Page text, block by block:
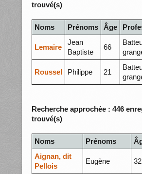
trouvé(s)
Noms Prénoms Âge
Lemaire
Jean
Baptiste
66
Roussel Philippe 21
Recherche approchée : 446
trouvé(s)
Noms Prénoms
Aignan, dit
Pellois
Eugène 32